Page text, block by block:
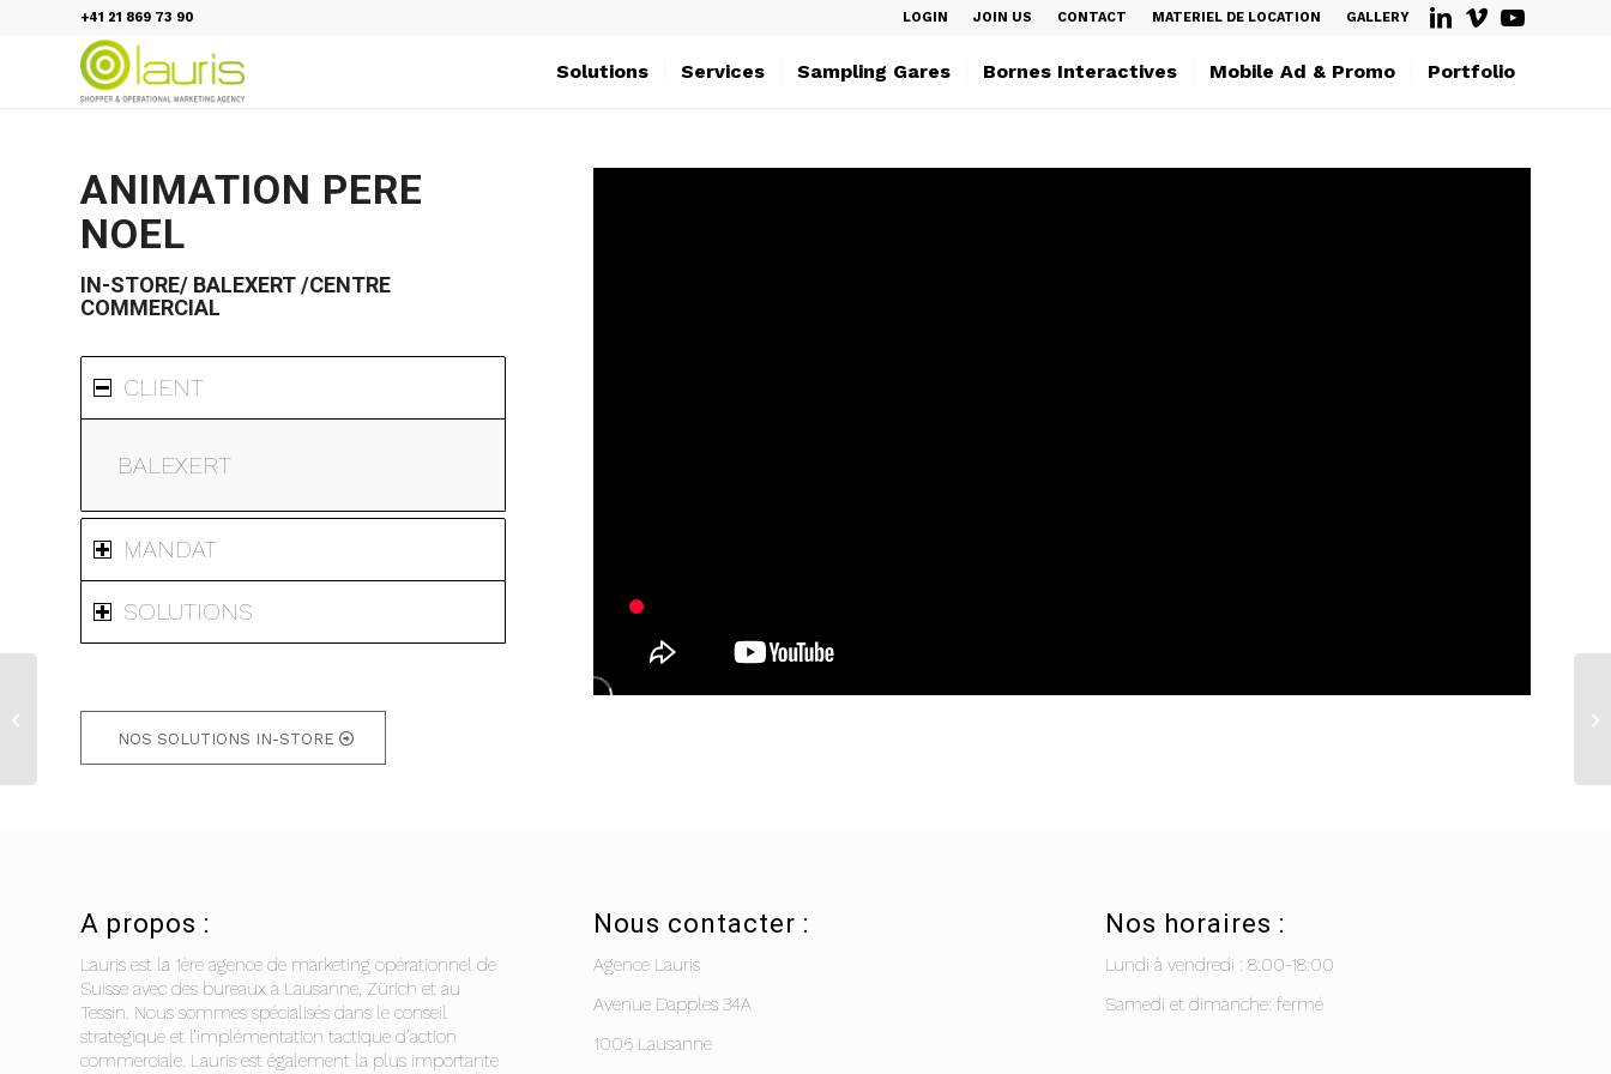
LOGIN JOIN US CONTACT MATERIEL DE LOCATION GALLERY
+41 21 869 73 90
Solutions Services Sampling Gares Bornes Interactives Mobile Ad & Promo Portfolio
ANIMATION PERE
NOEL
IN-STORE/ BALEXERT/CENTRE
COMMERCIAL
CLIENT
BALEXERT
MANDAT
SOLUTIONS
NOS SOLUTIONS IN-STORE
A propos :
Lauris est la 1ère agence de marketing opérationnel de
Suisse avec des bureaux à Lausanne, Zürich et au
Tessin. Nous sommes spécialisés dans le conseil
stratégique et l’implémentation tactique d’action
commerciale. Lauris est également la plus importante
Nous contacter :
Agence Lauris
Avenue Dapples 34A
1006 Lausanne
Nos horaires :
Lundi à vendredi : 8:00-18:00
Samedi et dimanche: fermé
SMYTHSTOYS –
Inauguration Dietikon